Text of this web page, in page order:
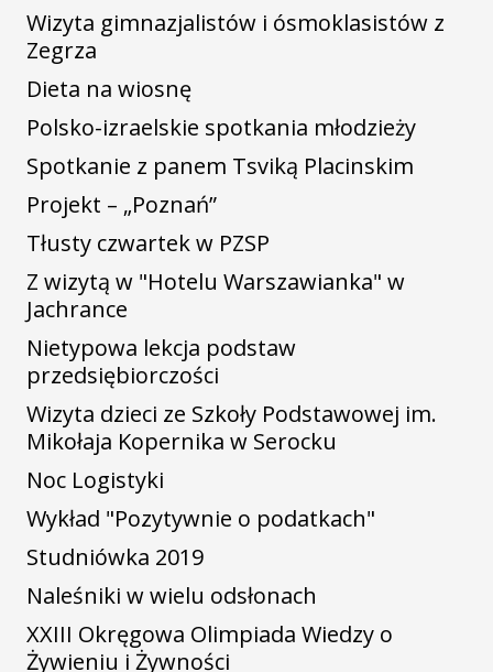
Wizyta gimnazjalistów i ósmoklasistów z
Zegrza
Dieta na wiosnę
Polsko-izraelskie spotkania młodzieży
Spotkanie z panem Tsviką Placinskim
Projekt – „Poznań”
Tłusty czwartek w PZSP
Z wizytą w "Hotelu Warszawianka" w
Jachrance
Nietypowa lekcja podstaw
przedsiębiorczości
Wizyta dzieci ze Szkoły Podstawowej im.
Mikołaja Kopernika w Serocku
Noc Logistyki
Wykład "Pozytywnie o podatkach"
Studniówka 2019
Naleśniki w wielu odsłonach
XXIII Okręgowa Olimpiada Wiedzy o
Żywieniu i Żywności